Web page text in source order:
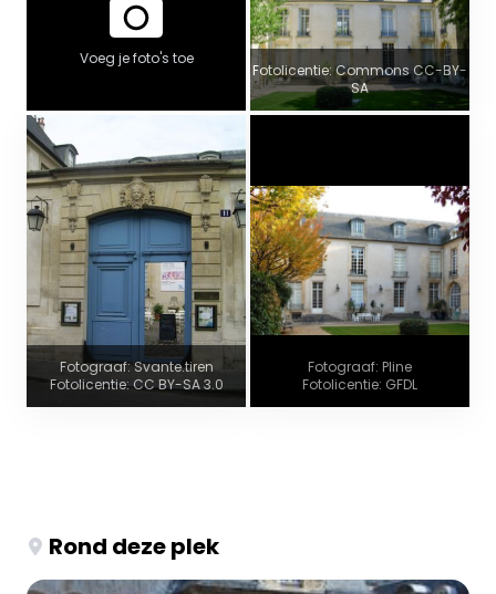
Voeg je foto's toe
Fotolicentie: Commons CC-BY-
SA
Fotograaf: Svante.tiren
Fotolicentie: CC BY-SA 3.0
Fotograaf: Pline
Fotolicentie: GFDL
Rond deze plek